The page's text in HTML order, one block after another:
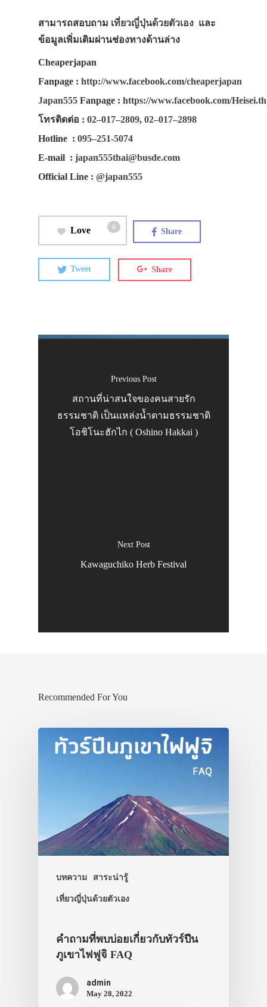
สามารถสอบถาม เที่ยวญี่ปุ่นด้วยตัวเอง และ
ข้อมูลเพิ่มเติมผ่านช่องทางด้านล่าง
Cheaperjapan
Fanpage : http://www.facebook.com/cheaperjapan
Japan555 Fanpage : https://www.facebook.com/Heisei.th
โทรติดต่อ : 02–017–2809, 02–017–2898
Hotline : 095–251-5074
E-mail : japan555thai@busde.com
Official Line : @japan555
Love 0 Share
Tweet Share
Previous Post
สถานที่น่าสนใจของคนสายรัก
ธรรมชาติ เป็นแหล่งน้ำตามธรรมชาติ
โอชิโนะฮักไก ( Oshino Hakkai )
Next Post
Kawaguchiko Herb Festival
Recommended For You
บทความ สาระน่ารู้
เที่ยวญี่ปุ่นด้วยตัวเอง
คำถามที่พบบ่อยเกี่ยวกับทัวร์ปีน
ภูเขาไฟฟูจิ FAQ
admin
May 28, 2022
บริการเช่ารถ
รถบัสVip Liner
รถนอน
Bus
เดินทาง
รถเช่า
รถไฟใต้ดิน
เรือ
กระเช้าลอยฟ้า
ทัวร์
แพกเกจทัวร์
ตั๋วราคาสุดคุ้ม
ที่พัก
โรงเรียนสอน
VIDEO